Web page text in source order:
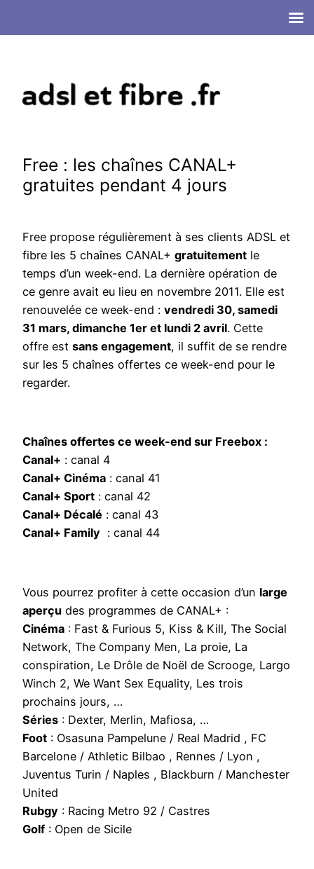
Free : les chaînes CANAL+
gratuites pendant 4 jours
Free propose régulièrement à ses clients ADSL et
fibre les 5 chaînes CANAL+ gratuitement le
temps d’un week-end. La dernière opération de
ce genre avait eu lieu en novembre 2011. Elle est
renouvelée ce week-end : vendredi 30, samedi
31 mars, dimanche 1er et lundi 2 avril. Cette
offre est sans engagement, il suffit de se rendre
sur les 5 chaînes offertes ce week-end pour le
regarder.
Chaînes offertes ce week-end sur Freebox :
Canal+ : canal 4
Canal+ Cinéma : canal 41
Canal+ Sport : canal 42
Canal+ Décalé : canal 43
Canal+ Family : canal 44
Vous pourrez profiter à cette occasion d’un large
aperçu des programmes de CANAL+ :
Cinéma : Fast & Furious 5, Kiss & Kill, The Social
Network, The Company Men, La proie, La
conspiration, Le Drôle de Noël de Scrooge, Largo
Winch 2, We Want Sex Equality, Les trois
prochains jours, …
Séries : Dexter, Merlin, Mafiosa, …
Foot : Osasuna Pampelune / Real Madrid , FC
Barcelone / Athletic Bilbao , Rennes / Lyon ,
Juventus Turin / Naples , Blackburn / Manchester
United
Rubgy : Racing Metro 92 / Castres
Golf : Open de Sicile